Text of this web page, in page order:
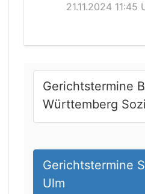
21.11.2024 11:45
Gerichtstermine
Württemberg
Gerichtstermine
Ulm